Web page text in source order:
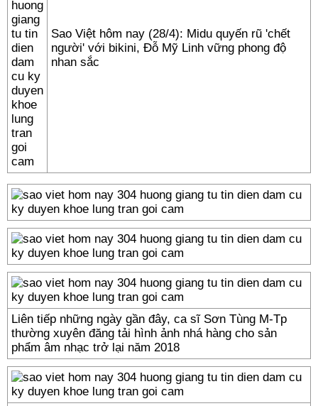
Sao Việt hôm nay (28/4): Midu quyến rũ 'chết
người' với bikini, Đỗ Mỹ Linh vững phong độ
nhan sắc
Liên tiếp những ngày gần đây, ca sĩ Sơn Tùng M-Tp
thường xuyên đăng tải hình ảnh nhá hàng cho sản
phẩm âm nhạc trở lại năm 2018